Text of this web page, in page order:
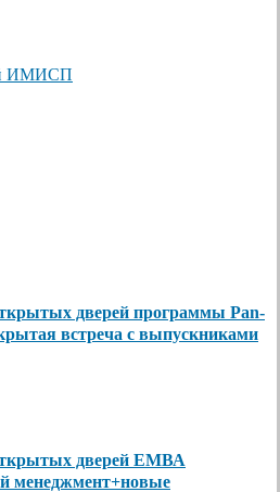
дверей программы Pan-
встреча с выпускниками
дверей ЕМВА
менеджмент+новые